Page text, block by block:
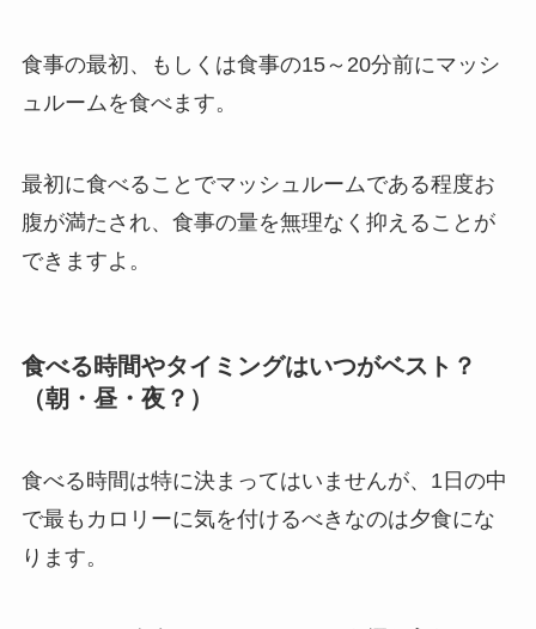
食事の最初、もしくは食事の15～20分前にマッシ
ュルームを食べます。
最初に食べることでマッシュルームである程度お
腹が満たされ、食事の量を無理なく抑えることが
できますよ。
食べる時間やタイミングはいつがベスト？
（朝・昼・夜？）
食べる時間は特に決まってはいませんが、1日の中
で最もカロリーに気を付けるべきなのは夕食にな
ります。